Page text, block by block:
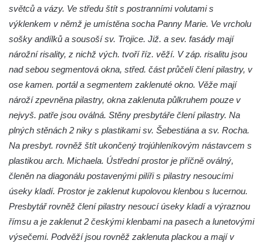
Márnice na hřbitově v Kozlech
Vesnický kostel v Reinhardtsdorfu
Kaple v Oparnu
Protestantský (evangelicko-luterský) kostel
Crostau
Kaple Nanebevstoupení Panny Marie ve
Svitavě
Kostel Nejsvětější Trojice ve Velenicích
Kostel svatého Vavřince v Okounově
Kostel svatých Petra a Pavla v Semilech
Kostel Nanebevzetí Panny Marie (St. Mariä
Himmelfahrt) v Schirgiswalde
světců a vázy. Ve středu štít s postranními volutami s
výklenkem v němž je umístěna socha Panny Marie. Ve vrcholu
sošky andílků a sousoší sv. Trojice. Již. a sev. fasády mají
nárožní risality, z nichž vých. tvoří říz. věží. V záp. risalitu jsou
nad sebou segmentová okna, střed. část průčelí člení pilastry, v
ose kamen. portál a segmentem zaklenuté okno. Věže mají
nároží zpevněna pilastry, okna zaklenuta půlkruhem pouze v
nejvyš. patře jsou oválná. Stěny presbytáře člení pilastry. Na
plných stěnách 2 niky s plastikami sv. Šebestiána a sv. Rocha.
Na presbyt. rovněž štít ukončený trojúhleníkovým nástavcem s
plastikou arch. Michaela. Ústřední prostor je příčně oválný,
členěn na diagonálu postavenými pilíři s pilastry nesoucími
úseky kladí. Prostor je zaklenut kupolovou klenbou s lucernou.
Presbytář rovněž člení pilastry nesoucí úseky kladí a výraznou
římsu a je zaklenut 2 českými klenbami na pasech a lunetovými
výsečemi. Podvěží jsou rovněž zaklenuta plackou a mají v